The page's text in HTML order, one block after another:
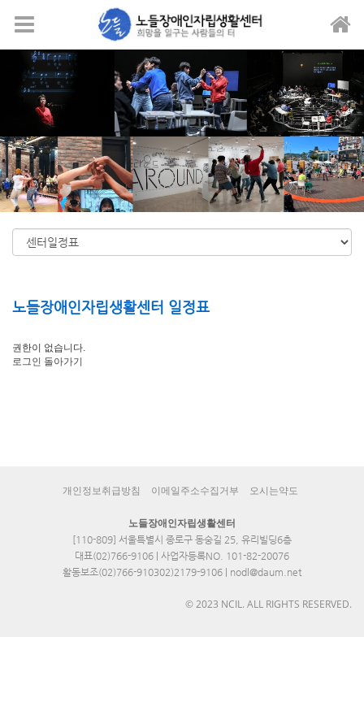
메뉴 건너뛰기
노들장애인자립생활센터 일정표
권한이 없습니다.
로그인 돌아가기
개인정보취급방침 이메일주소수집거부 오시는약도
노들장애인자립생활센터
[110-809] 서울특별시 종로구 동숭길 25, 유리빌딩6층
대표(02)766-9106 | 사업자등록NO. 101-82-20076
활동보조(02)766-910302)2179-9106 | nodl@daum.net
© 2023 NCIL. ALL RIGHTS RESERVED.